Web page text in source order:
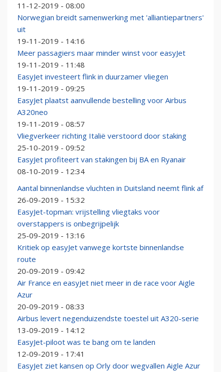
11-12-2019 - 08:00
Norwegian breidt samenwerking met 'alliantiepartners'
uit
19-11-2019 - 14:16
Meer passagiers maar minder winst voor easyJet
19-11-2019 - 11:48
EasyJet investeert flink in duurzamer vliegen
19-11-2019 - 09:25
EasyJet plaatst aanvullende bestelling voor Airbus
A320neo
19-11-2019 - 08:57
Vliegverkeer richting Italië verstoord door staking
25-10-2019 - 09:52
EasyJet profiteert van stakingen bij BA en Ryanair
08-10-2019 - 12:34
Aantal binnenlandse vluchten in Duitsland neemt flink af
26-09-2019 - 15:32
EasyJet-topman: vrijstelling vliegtaks voor
overstappers is onbegrijpelijk
25-09-2019 - 13:16
Kritiek op easyJet vanwege kortste binnenlandse
route
20-09-2019 - 09:42
Air France en easyJet niet meer in de race voor Aigle
Azur
20-09-2019 - 08:33
Airbus levert negenduizendste toestel uit A320-serie
13-09-2019 - 14:12
EasyJet-piloot was te bang om te landen
12-09-2019 - 17:41
EasyJet ziet kansen op Orly door wegvallen Aigle Azur